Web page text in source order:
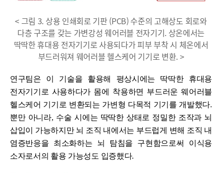
< 그림 3. 상용 인쇄회로 기판 (PCB) 수준의 고해상도 회로와
다층 구조를 갖는 가변강성 웨어러블 전자기기. 상온에서는
딱딱한 휴대용 전자기기로 사용되다가 피부 부착 시 체온에서
부드러워져 웨어러블 헬스케어 기기로 변환. >
연구팀은 이 기술을 활용해 평상시에는 딱딱한 휴대용
전자기기로 사용하다가 몸에 착용하면 부드러운 웨어러블
헬스케어 기기로 변환되는 가변형 다목적 기기를 개발했다.
뿐만 아니라, 수술 시에는 딱딱한 상태로 정밀한 조작과 뇌
삽입이 가능하지만 뇌 조직 내에서는 부드럽게 변해 조직 내
염증반응을 최소화하는 뇌 탐침을 구현함으로써 이식용
소자로서의 활용 가능성도 입증했다.